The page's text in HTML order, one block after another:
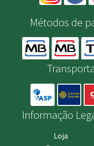
Métodos de
Informação
Loja